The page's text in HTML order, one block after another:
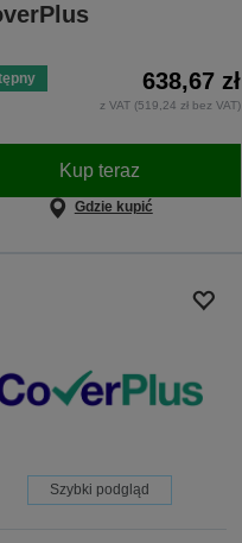
638,67 zł
z VAT (519,24 zł bez VAT)
Kup teraz
Gdzie kupić
Szybki podgląd